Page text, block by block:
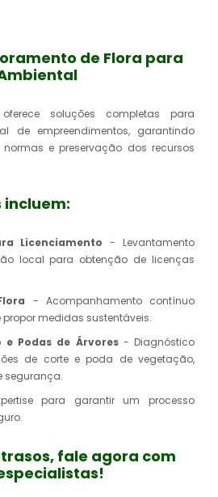
de Flora para
oferece soluções completas para
de empreendimentos, garantindo
e preservação dos recursos
incluem:
Licenciamento - Levantamento
local para obtenção de licenças
- Acompanhamento contínuo
medidas sustentáveis.
e Podas de Árvores- Diagnóstico
de corte e poda de vegetação,
segurança.
para garantir um processo
fale agora com